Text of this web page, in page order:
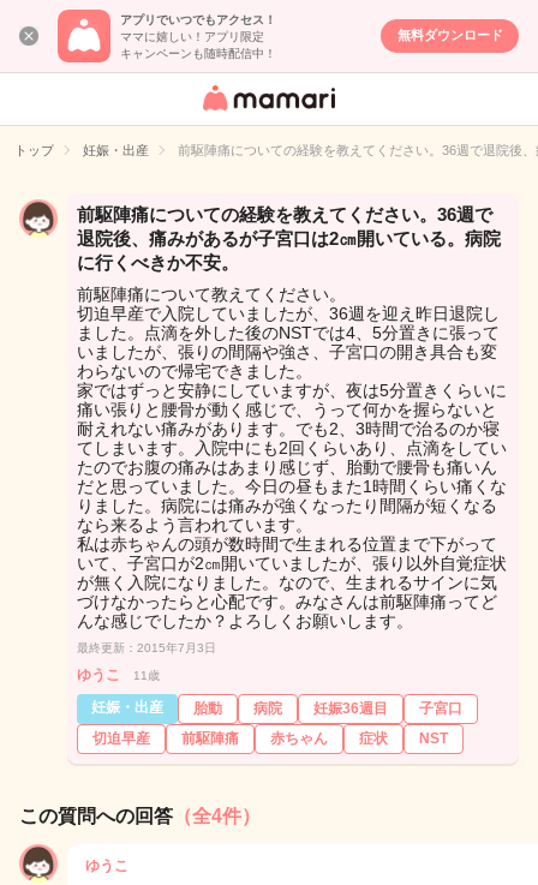
アプリでいつでもアクセス！
ママに嬉しい！アプリ限定
キャンペーンも随時配信中！
無料ダウンロード
女性専用匿名QA
イト
トップ 妊娠・出産 前駆陣痛についての経験を教えてください。36週で退院後
前駆陣痛についての経験を教えてください。36週で
退院後、痛みがあるが子宮口は2㎝開いている。病院
に行くべきか不安。
前駆陣痛について教えてください。
切迫早産で入院していましたが、36週を迎え昨日退院し
ました。点滴を外した後のNSTでは4、5分置きに張って
いましたが、張りの間隔や強さ、子宮口の開き具合も変
わらないので帰宅できました。
家ではずっと安静にしていますが、夜は5分置きくらいに
痛い張りと腰骨が動く感じで、うって何かを握らないと
耐えれない痛みがあります。でも2、3時間で治るのか寝
てしまいます。入院中にも2回くらいあり、点滴をしてい
たのでお腹の痛みはあまり感じず、胎動で腰骨も痛いん
だと思っていました。今日の昼もまた1時間くらい痛くな
りました。病院には痛みが強くなったり間隔が短くなる
なら来るよう言われています。
私は赤ちゃんの頭が数時間で生まれる位置まで下がって
いて、子宮口が2㎝開いていましたが、張り以外自覚症状
が無く入院になりました。なので、生まれるサインに気
づけなかったらと心配です。みなさんは前駆陣痛ってど
んな感じでしたか？よろしくお願いします。
最終更新：2015年7月3日
ゆうこ 11歳
妊娠・出産 胎動 病院 妊娠36週目
子宮口
切迫早産
前駆陣痛 赤ちゃん 症状 NST
この質問への回答 （全4件）
ゆうこ